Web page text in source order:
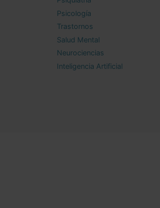
Psicología
Trastornos
Salud Mental
Neurociencias
Inteligencia Artificial